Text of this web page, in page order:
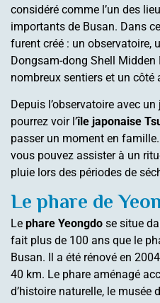
considéré comme l’un des
importants de Busan. Dans
furent créé : un observatoire,
Dongsam-dong Shell
nombreux sentiers et un côté
Depuis l’observatoire avec
pourrez voir l’île japonaise
passer un moment en
vous pouvez assister à un
pluie lors des périodes de
Le phare de
Le phare Yeongdo se situe
fait plus de 100 ans que le
Busan. Il a été rénové en
40 km. Le phare aménagé
d’histoire naturelle, le musée